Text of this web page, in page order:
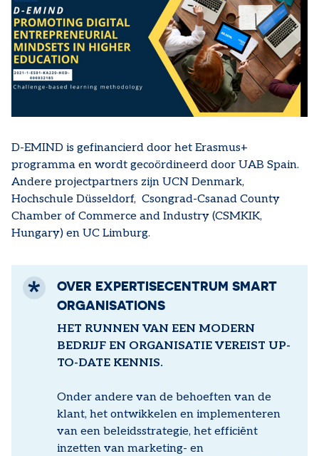
D-EMIND is gefinancierd door het Erasmus+
programma en wordt gecoördineerd door UAB Spain.
Andere projectpartners zijn UCN Denmark,
Hochschule Düsseldorf, Csongrad-Csanad County
Chamber of Commerce and Industry (CSMKIK,
Hungary) en UC Limburg.
OVER EXPERTISECENTRUM SMART
ORGANISATIONS
HET RUNNEN VAN EEN MODERN
BEDRIJF EN ORGANISATIE VEREIST UP-
TO-DATE KENNIS.
Onder andere van de behoeften van de
klant, het ontwikkelen en implementeren
van een beleidsstrategie, het efficiënt
inzetten van marketing- en